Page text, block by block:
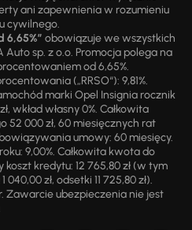
ani zapewnienia w rozumieniu
cywilnego.
6,65%” obowiązuje we wszystkich
sp. z o.o. Promocja polega na
od 6,65%.
(„RRSO“): 9,81%.
marki Opel Insignia rocznik
wkład własny 0%. Całkowita
52 000 zł, 60 miesięcznych rat
umowy: 60 miesięcy.
9,00%. Całkowita kwota do
koszt kredytu: 12 765,80 zł (w tym
zł, odsetki 11 725,80 zł).
Zawarcie ubezpieczenia nie jest